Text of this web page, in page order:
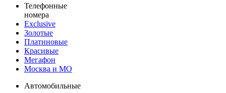
Телефонные
номера
Exclusive
Золотые
Платиновые
Красивые
Мегафон
Москва и МО
Автомобильные